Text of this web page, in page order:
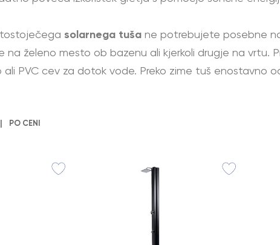
solarnega tušane potrebujete posebne
na želeno mesto ob bazenu ali kjerkoli drugje na vrtu.
PVC cev za dotok vode. Preko zime tuš enostavno
PO CENI